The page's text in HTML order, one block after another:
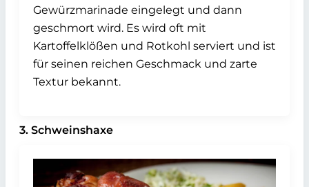
Gewürzmarinade eingelegt und dann
geschmort wird. Es wird oft mit
Kartoffelklößen und Rotkohl serviert und ist
für seinen reichen Geschmack und zarte
Textur bekannt.
3. Schweinshaxe